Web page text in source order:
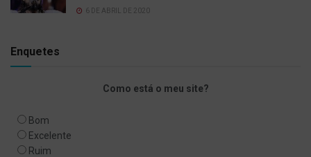
6 DE ABRIL DE 2020
Enquetes
Como está o meu site?
Bom
Excelente
Ruim